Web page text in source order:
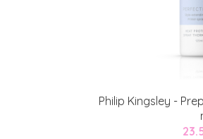
Philip Kingsley -